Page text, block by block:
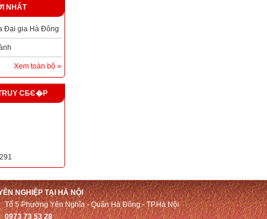
NHẤT
Đại gia Hà Đông
Xem toàn bộ »
CБЄ�P
NGHIỆP TẠI HÀ NỘI
Tổ 5 Phường Yên Nghĩa - Quận Hà Đông - TP.Hà Nội
0973 73 53 28